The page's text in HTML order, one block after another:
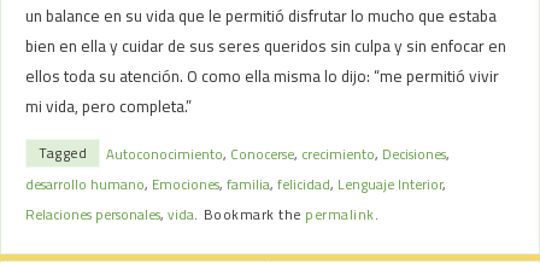
un balance en su vida que le permitió disfrutar lo mucho que estaba
bien en ella y cuidar de sus seres queridos sin culpa y sin enfocar en
ellos toda su atención. O como ella misma lo dijo: “me permitió vivir
mi vida, pero completa.”
Tagged Autoconocimiento, Conocerse, crecimiento, Decisiones,
desarrollo humano, Emociones,familia,felicidad, Lenguaje Interior,
Relaciones personales,vida. Bookmark the permalink.